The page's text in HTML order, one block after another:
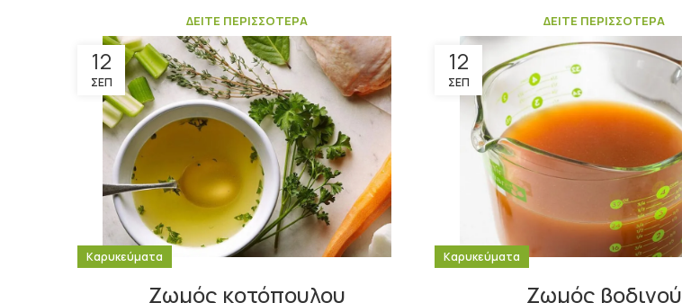
ΔΕΙΤΕ ΠΕΡΙΣΣΟΤΕΡΑ ΔΕΙΤΕ ΠΕΡΙΣΣΟΤΕΡΑ
12
ΣΕΠ
Καρυκεύματα
Ζωμός κοτόπουλου
12
ΣΕΠ
Καρυκεύματα
Ζωμός βοδινού